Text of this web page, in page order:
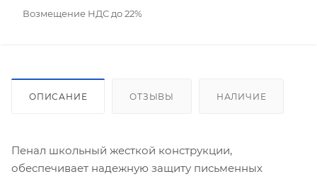
Возмещение НДС до 22%
ОПИСАНИЕ ОТЗЫВЫ НАЛИЧИЕ
Пенал школьный жесткой конструкции,
обеспечивает надежную защиту письменных